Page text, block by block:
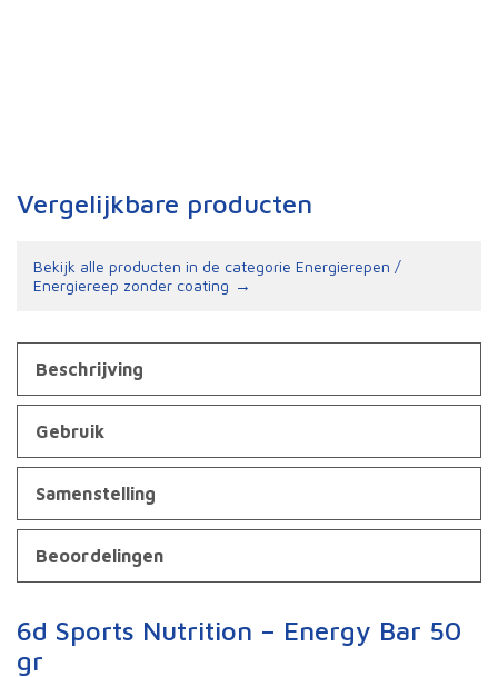
Vergelijkbare producten
Bekijk alle producten in de categorie Energierepen /
Energiereep zonder coating
Beschrijving
Gebruik
Samenstelling
Beoordelingen
6d Sports Nutrition – Energy Bar 50
gr